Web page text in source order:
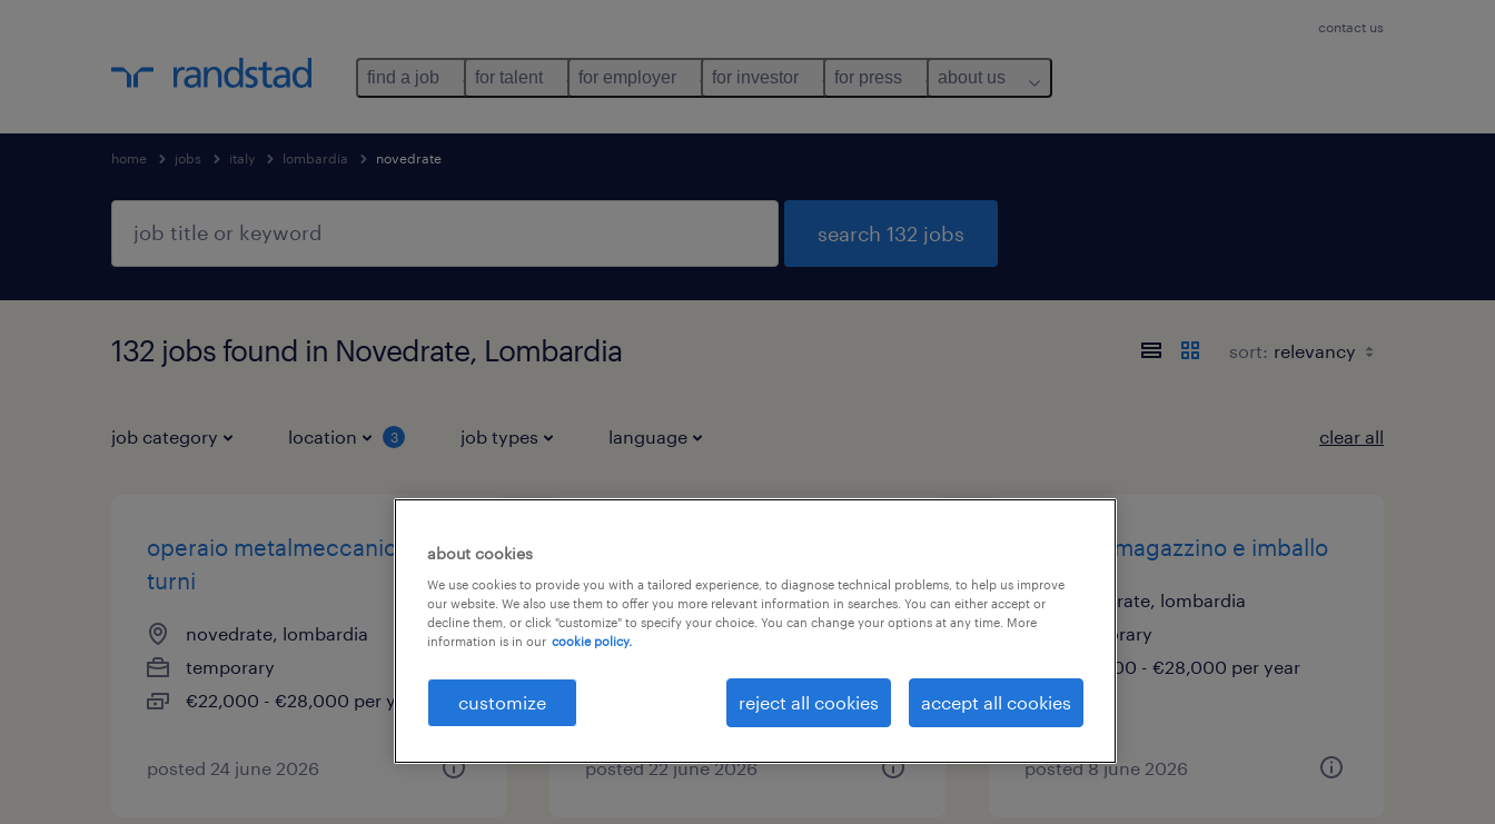
contact us
find a job for talent for employer for investor for press about us
home jobs italy lombardia novedrate
search 132 jobs
132 jobs found in Novedrate, Lombardia sort:
job category location 3 job types language clear all
operaio metalmeccanico su 3
turni
novedrate, lombardia
temporary
€22,000 - €28,000 per year
posted 24 june 2026
turni
novedrate, lombardia
€22,000 - €28,000 per year
posted 22 june 2026
addetto magazzino e imballo
novedrate, lombardia
temporary
€22,000 - €28,000 per year
posted 8 june 2026
about cookies
We use cookies to provide you with a tailored experience, to diagnose technical problems, to help us improve
our website. We also use them to offer you more relevant information in searches. You can either accept or
decline them, or click "customize" to specify your choice. You can change your options at any time. More
information is in our cookie policy.
customize reject all cookies accept all cookies